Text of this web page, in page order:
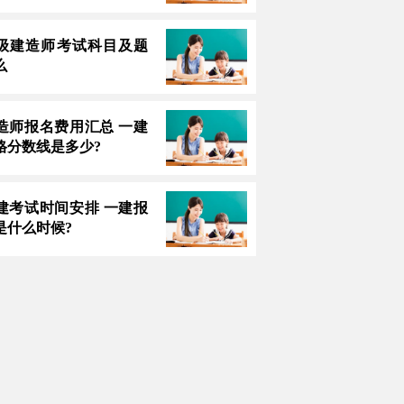
建造师考试科目及题
师报名费用汇总 一建
分数线是多少?
考试时间安排 一建报
什么时候?